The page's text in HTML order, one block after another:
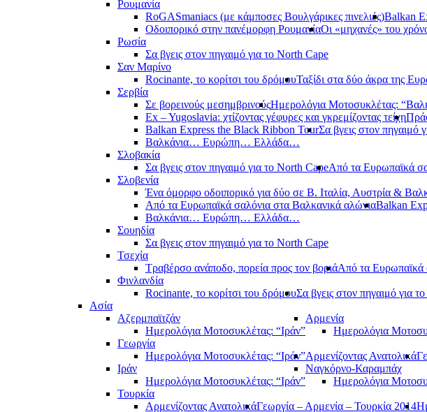
Ρουμανία
RoGASmaniacs (με κάμποσες Βουλγάρικες πινελιές)Balkan
Οδοιπορικό στην πανέμορφη ΡουμανίαΟι «μηχανές» του
Ρωσία
Σα βγεις στον πηγαιμό για το North Cape
Σαν Μαρίνο
Rocinante, το κορίτσι του δρόμουΤαξίδι στα δύο άκρα της
Σερβία
Σε βορεινούς μεσημβρινούςΗμερολόγια Μοτοσυκλέτας:
Ex – Yugoslavia: χτίζοντας γέφυρες και γκρεμίζοντας τείχη
Balkan Express the Black Ribbon TourΣα βγεις στον πηγαιμό
Βαλκάνια… Ευρώπη… Ελλάδα…
Σλοβακία
Σα βγεις στον πηγαιμό για το North CapeΑπό τα Ευρωπαϊκά
Σλοβενία
Ένα όμορφο οδοιπορικό για δύο σε Β. Ιταλία, Αυστρία &
Από τα Ευρωπαϊκά σαλόνια στα Βαλκανικά αλώνιαBalkan
Βαλκάνια… Ευρώπη… Ελλάδα…
Σουηδία
Σα βγεις στον πηγαιμό για το North Cape
Τσεχία
Τραβέρσο ανάποδο, πορεία προς τον βοριάΑπό τα Ευρωπαϊκά
Φινλανδία
Rocinante, το κορίτσι του δρόμουΣα βγεις στον πηγαιμό για
Ασία
Αζερμπαϊτζάν
Ημερολόγια Μοτοσυκλέτας: “Ιράν”
Αρμενία
Ημερολόγια
Γεωργία
Ημερολόγια Μοτοσυκλέτας: “Ιράν”Αρμενίζοντας Ανατολικά
Ιράν
Ημερολόγια Μοτοσυκλέτας: “Ιράν”
Ναγκόρνο-Καραμπάχ
Ημερολόγια
Τουρκία
Αρμενίζοντας ΑνατολικάΓεωργία – Αρμενία – Τουρκία 2014